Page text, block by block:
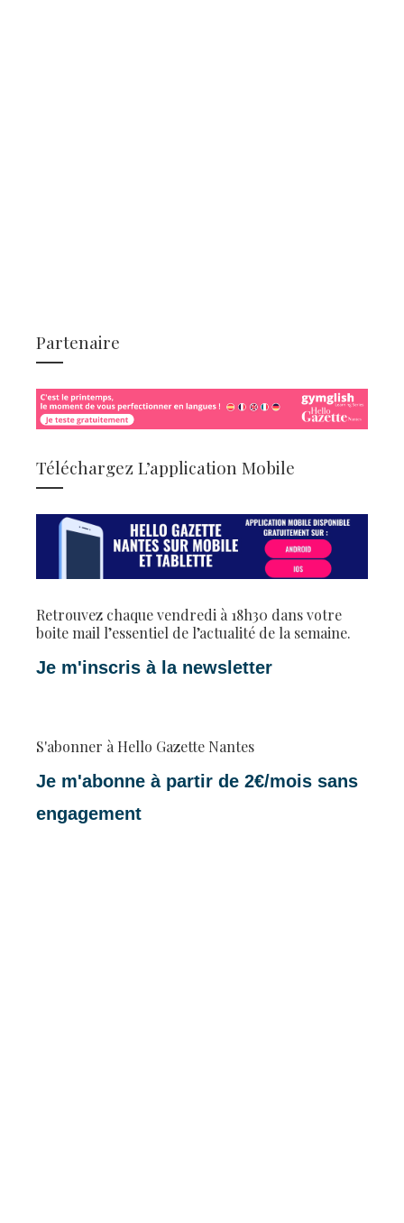
Partenaire
Téléchargez L’application Mobile
Retrouvez chaque vendredi à 18h30 dans votre
boite mail l’essentiel de l’actualité de la semaine.
Je m'inscris à la newsletter
S'abonner à Hello Gazette Nantes
Je m'abonne à partir de 2€/mois sans
engagement